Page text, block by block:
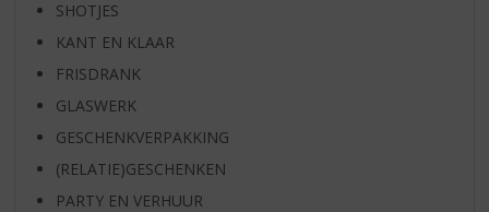
SHOTJES
KANT EN KLAAR
FRISDRANK
GLASWERK
GESCHENKVERPAKKING
(RELATIE)GESCHENKEN
PARTY EN VERHUUR